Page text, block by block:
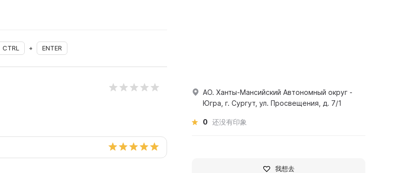
CTRL + ENTER
АО. Ханты-Мансийский Автономный округ -
Югра, г. Сургут, ул. Просвещения, д. 7/1
0 还没有印象
我想去